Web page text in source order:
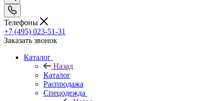
Телефоны
+7 (495) 023-51-31
Заказать звонок
Каталог
Назад
Каталог
Распродажа
Спецодежда